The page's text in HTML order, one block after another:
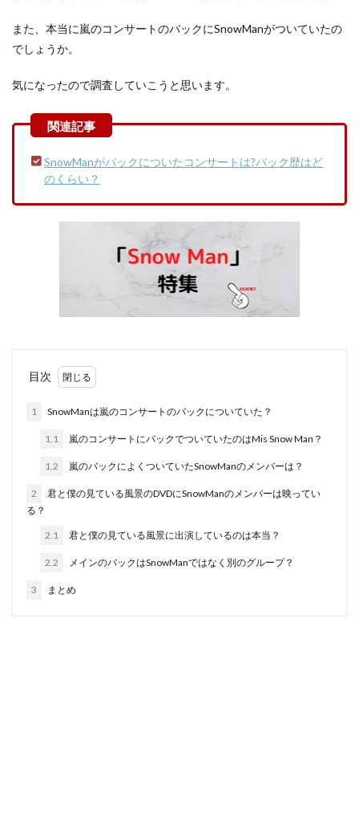
また、本当に嵐のコンサートのバックにSnowManがついていたの
でしょうか。
気になったので調査していこうと思います。
SnowManがバックについたコンサートは?バック歴はど
のくらい？
目次
1 SnowManは嵐のコンサートのバックについていた？
1.1 嵐のコンサートにバックでついていたのはMis Snow Man？
1.2 嵐のバックによくついていたSnowManのメンバーは？
2
君と僕の見ている風景のDVDにSnowManのメンバーは映ってい
る？
2.1 君と僕の見ている風景に出演しているのは本当？
2.2 メインのバックはSnowManではなく別のグループ？
3 まとめ